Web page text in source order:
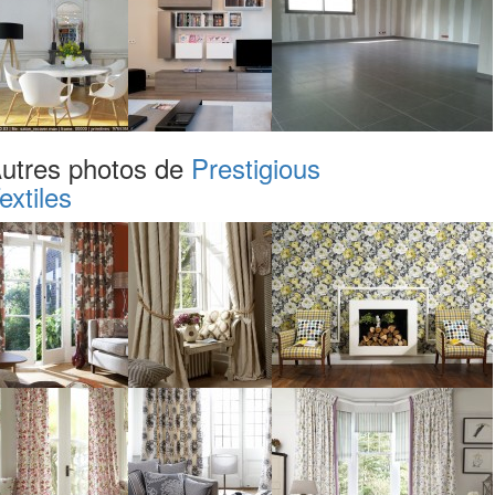
photos de Prestigious